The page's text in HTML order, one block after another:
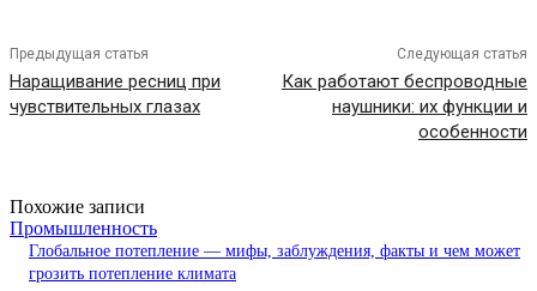
Предыдущая статья
Наращивание ресниц при
чувствительных глазах
Следующая статья
Как работают беспроводные
наушники: их функции и
особенности
Похожие записи
Промышленность
Глобальное потепление — мифы, заблуждения, факты и чем может
грозить потепление климата